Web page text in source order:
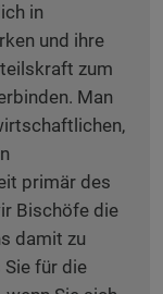
in
und ihre
zum
Man
primär des
Bischöfe die
damit zu
für die